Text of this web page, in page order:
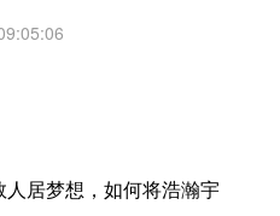
人居梦想，如何将浩瀚宇